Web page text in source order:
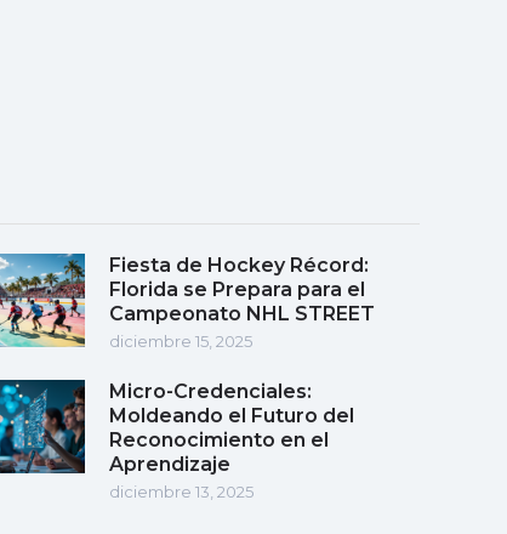
Fiesta de Hockey Récord:
Florida se Prepara para el
Campeonato NHL STREET
diciembre 15, 2025
Micro-Credenciales:
Moldeando el Futuro del
Reconocimiento en el
Aprendizaje
diciembre 13, 2025